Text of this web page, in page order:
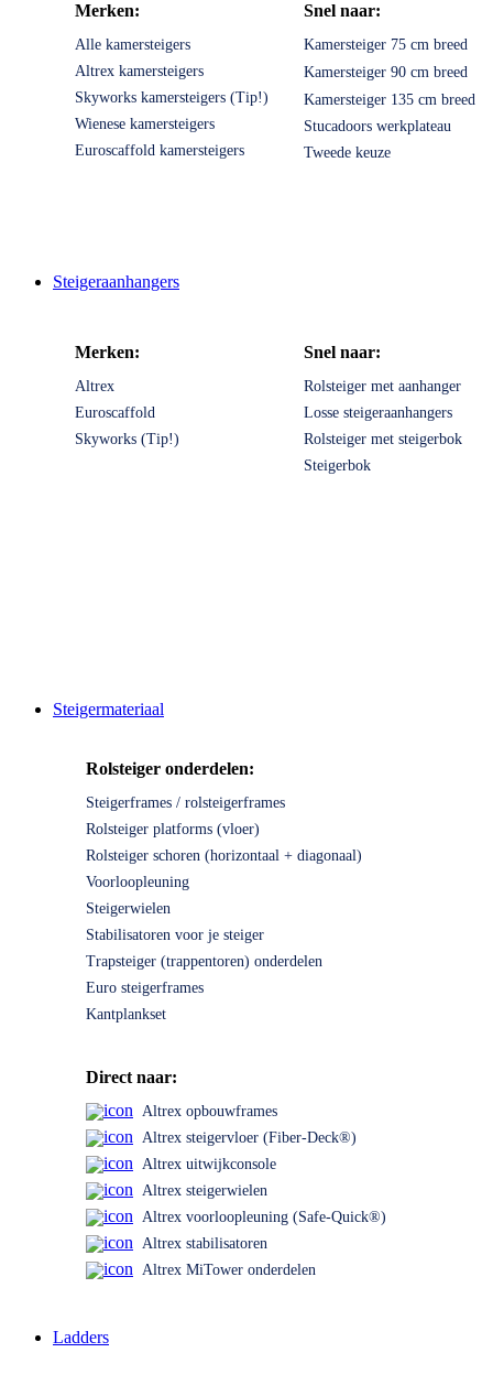
Merken:
Alle kamersteigers
Altrex kamersteigers
Skyworks kamersteigers (Tip!)
Wienese kamersteigers
Euroscaffold kamersteigers
Snel naar:
Kamersteiger 75 cm breed
Kamersteiger 90 cm breed
Kamersteiger 135 cm breed
Stucadoors werkplateau
Tweede keuze
Steigeraanhangers
Merken:
Altrex
Euroscaffold
Skyworks (Tip!)
Snel naar:
Rolsteiger met aanhanger
Losse steigeraanhangers
Rolsteiger met steigerbok
Steigerbok
Steigermateriaal
Rolsteiger onderdelen:
Steigerframes / rolsteigerframes
Rolsteiger platforms (vloer)
Rolsteiger schoren (horizontaal + diagonaal)
Voorloopleuning
Steigerwielen
Stabilisatoren voor je steiger
Trapsteiger (trappentoren) onderdelen
Euro steigerframes
Kantplankset
Direct naar:
Altrex opbouwframes
Altrex steigervloer (Fiber-Deck®)
Altrex uitwijkconsole
Altrex steigerwielen
Altrex voorloopleuning (Safe-Quick®)
Altrex stabilisatoren
Altrex MiTower onderdelen
Ladders